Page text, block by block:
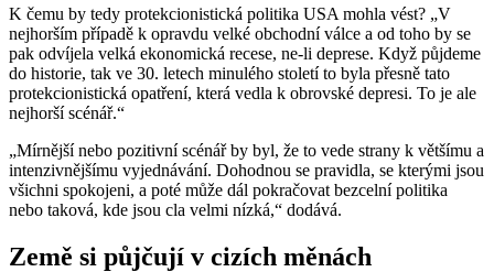
K čemu by tedy protekcionistická politika USA mohla vést? „V
nejhorším případě k opravdu velké obchodní válce a od toho by se
pak odvíjela velká ekonomická recese, ne-li deprese. Když půjdeme
do historie, tak ve 30. letech minulého století to byla přesně tato
protekcionistická opatření, která vedla k obrovské depresi. To je ale
nejhorší scénář.“
„Mírnější nebo pozitivní scénář by byl, že to vede strany k většímu a
intenzivnějšímu vyjednávání. Dohodnou se pravidla, se kterými jsou
všichni spokojeni, a poté může dál pokračovat bezcelní politika
nebo taková, kde jsou cla velmi nízká,“ dodává.
Země si půjčují v cizích měnách